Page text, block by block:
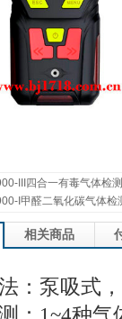
III四合一有毒气体检
I甲醛二氧化碳气体检
相关商品
：泵吸式